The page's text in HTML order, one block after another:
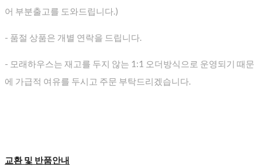
어 부분출고를 도와드립니다.)
- 품절 상품은 개별 연락을 드립니다.
- 모래하우스는 재고를 두지 않는 1:1 오더방식으로 운영되기 때문
에 가급적 여유를 두시고 주문 부탁드리겠습니다.
교환 및 반품안내